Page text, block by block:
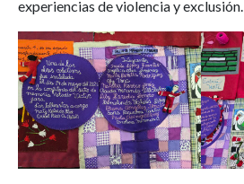
experiencias de violencia y exclusión.